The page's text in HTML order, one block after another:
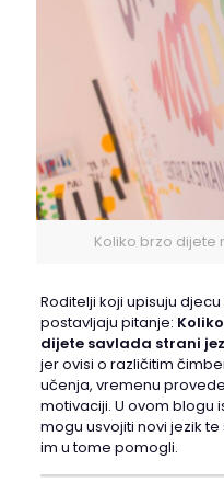
Koliko brzo dijete
Roditelji koji upisuju
postavljaju pitanje:
dijete savlada strani
jer ovisi o različitim
učenja, vremenu
motivaciji. U ovom blogu
mogu usvojiti novi jezik
im u tome pomogli.